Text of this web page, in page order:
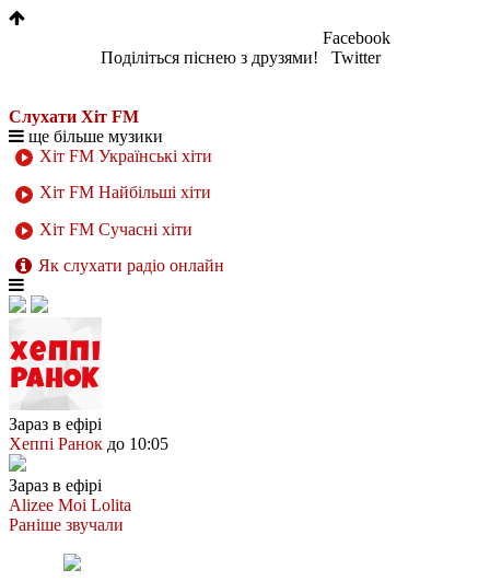
Поділіться піснею з друзями!
Facebook
Twitter
Слухати Хіт FM
ще більше музики
Хіт FM Українські хіти
Хіт FM Найбільші хіти
Хіт FM Сучасні хіти
Як слухати радіо онлайн
Зараз в ефірі
Хеппі Ранок до 10:05
Зараз в ефірі
Alizee Moi Lolita
Раніше звучали